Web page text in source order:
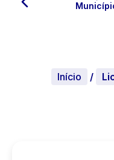
Início /